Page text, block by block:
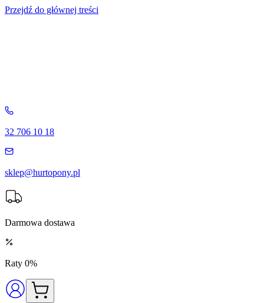
Przejdź do głównej treści
32 706 10 18
sklep@hurtopony.pl
Darmowa dostawa
Raty 0%